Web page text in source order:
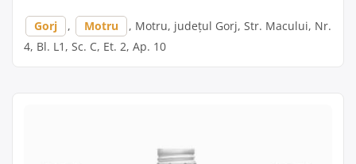
Gorj , Motru
, Motru, județul Gorj, Str. Macului, Nr.
4, Bl. L1, Sc. C, Et. 2, Ap. 10